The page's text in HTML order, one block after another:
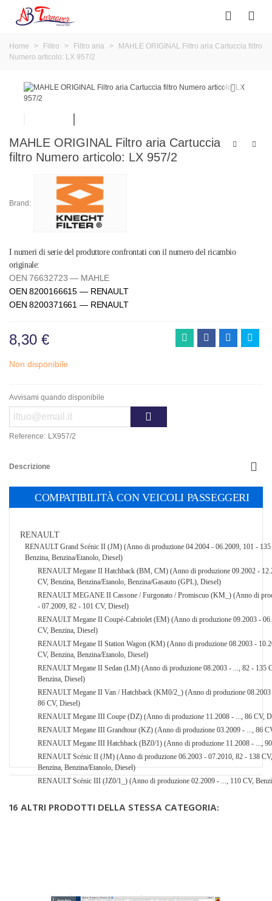
Home > Filtro > Filtro aria >
MAHLE ORIGINAL Filtro aria Cartuccia filtro
Numero articolo: LX 957/2
MAHLE ORIGINAL Filtro aria Cartuccia
filtro Numero articolo: LX 957/2
Brand:
I numeri di serie del produttore confrontati con il numero del ricambio
originale:
OEN 76632723 — MAHLE
OEN 8200166615 — RENAULT
OEN 8200371661 — RENAULT
8,30 €
Non disponibile
Avvisami quando disponibile
Reference: LX957/2
Descrizione
COMPATIBILITÀ CON VEICOLI PASSEGGERI
RENAULT
RENAULT Grand Scénic II (JM) (Anno di produzione 04.2004 - 06.2009, 101 - 135
Benzina, Benzina/Etanolo, Diesel)
RENAULT Megane II Hatchback (BM, CM) (Anno di produzione 09.2002 -
CV, Benzina, Benzina/Etanolo, Benzina/Gasauto (GPL), Diesel)
RENAULT MEGANE II Cassone / Furgonato / Promiscuo (KM_) (Anno di
- 07.2009, 82 - 101 CV, Diesel)
RENAULT Megane II Coupé-Cabriolet (EM) (Anno di produzione 09.2003 -
CV, Benzina, Diesel)
RENAULT Megane II Station Wagon (KM) (Anno di produzione 08.2003 -
CV, Benzina, Benzina/Etanolo, Diesel)
RENAULT Megane II Sedan (LM) (Anno di produzione 08.2003 - ..., 82 - 135
Benzina, Diesel)
RENAULT Megane II Van / Hatchback (KM0/2_) (Anno di produzione
86 CV, Diesel)
RENAULT Megane III Coupe (DZ) (Anno di produzione 11.2008 - ..., 86 CV,
RENAULT Megane III Grandtour (KZ) (Anno di produzione 03.2009 - ..., 86
RENAULT Megane III Hatchback (BZ0/1) (Anno di produzione 11.2008 - ...,
RENAULT Scénic II (JM) (Anno di produzione 06.2003 - 07.2010, 82 - 138 CV,
Benzina, Benzina/Etanolo, Diesel)
RENAULT Scénic III (JZ0/1_) (Anno di produzione 02.2009 - ..., 110 CV,
16 ALTRI PRODOTTI DELLA STESSA CATEGORIA: